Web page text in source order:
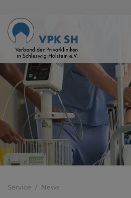
Service News